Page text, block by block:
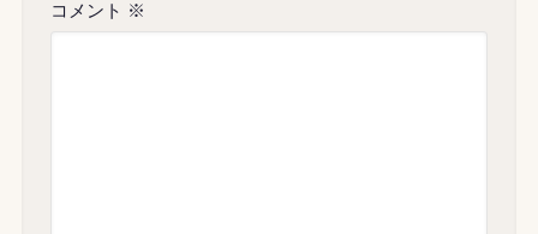
コメント ※